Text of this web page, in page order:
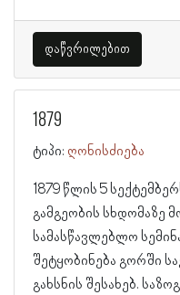
დაწვრილებით
1879
ტიპი: ღონისძიება
1879 წლის 5
გამგეობის სხდომაზე
სამასწავლებლო
შეტყობინება გორში
გახსნის შესახებ.